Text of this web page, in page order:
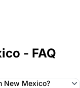
- FAQ
New Mexico?